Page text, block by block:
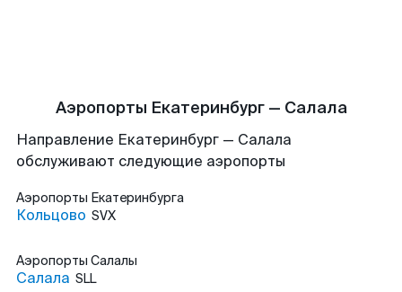
Аэропорты Екатеринбург — Салала
Направление Екатеринбург — Салала
обслуживают следующие аэропорты
Аэропорты Екатеринбурга
Кольцово SVX
Аэропорты Салалы
Салала SLL